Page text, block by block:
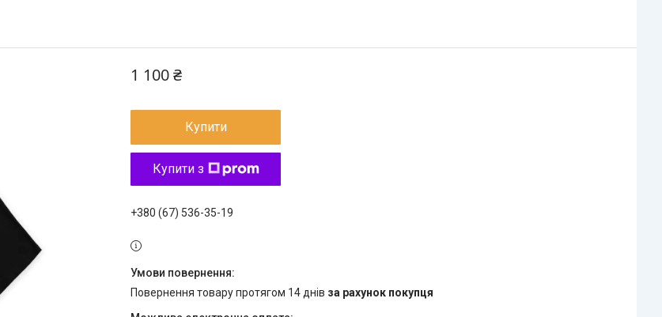
1 100 ₴
Купити
Купити з
+380 (67) 536-35-19
повернення товару протягом 14 днів за рахунок покупця